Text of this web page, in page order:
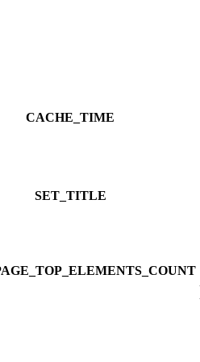
CACHE_TIME
SET_TITLE